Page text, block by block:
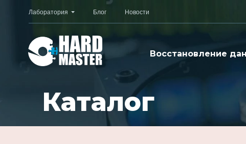
Восстановление
Лаборатория Блог Новости
Каталог